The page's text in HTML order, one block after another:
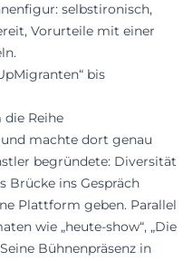
selbstironisch,
Vorurteile mit einer
bis
Reihe
und machte dort genau
begründete: Diversität
Brücke ins Gespräch
Plattform geben. Parallel
wie „heute‑show“, „Die
Bühnenpräsenz in